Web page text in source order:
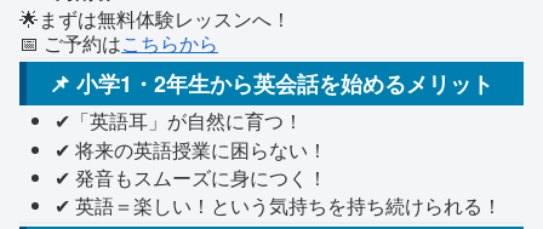
🌟まずは無料体験レッスンへ！
📅 ご予約はこちらから
📌 小学1・2年生から英会話を始めるメリット
✔「英語耳」が自然に育つ！
✔ 将来の英語授業に困らない！
✔ 発音もスムーズに身につく！
✔ 英語＝楽しい！という気持ちを持ち続けられる！